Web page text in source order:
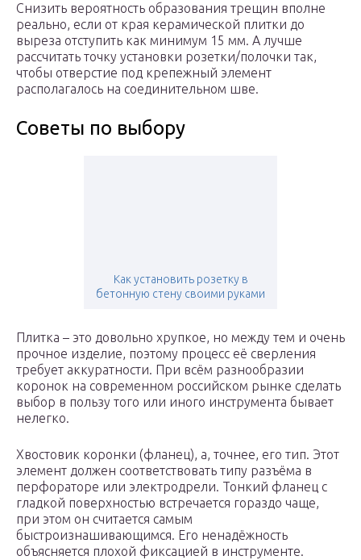
Снизить вероятность образования трещин вполне
реально, если от края керамической плитки до
выреза отступить как минимум 15 мм. А лучше
рассчитать точку установки розетки/полочки так,
чтобы отверстие под крепежный элемент
располагалось на соединительном шве.
Советы по выбору
Как установить розетку в
бетонную стену своими руками
Плитка – это довольно хрупкое, но между тем и очень
прочное изделие, поэтому процесс её сверления
требует аккуратности. При всём разнообразии
коронок на современном российском рынке сделать
выбор в пользу того или иного инструмента бывает
нелегко.
Хвостовик коронки (фланец), а, точнее, его тип. Этот
элемент должен соответствовать типу разъёма в
перфораторе или электродрели. Тонкий фланец с
гладкой поверхностью встречается гораздо чаще,
при этом он считается самым
быстроизнашивающимся. Его ненадёжность
объясняется плохой фиксацией в инструменте.